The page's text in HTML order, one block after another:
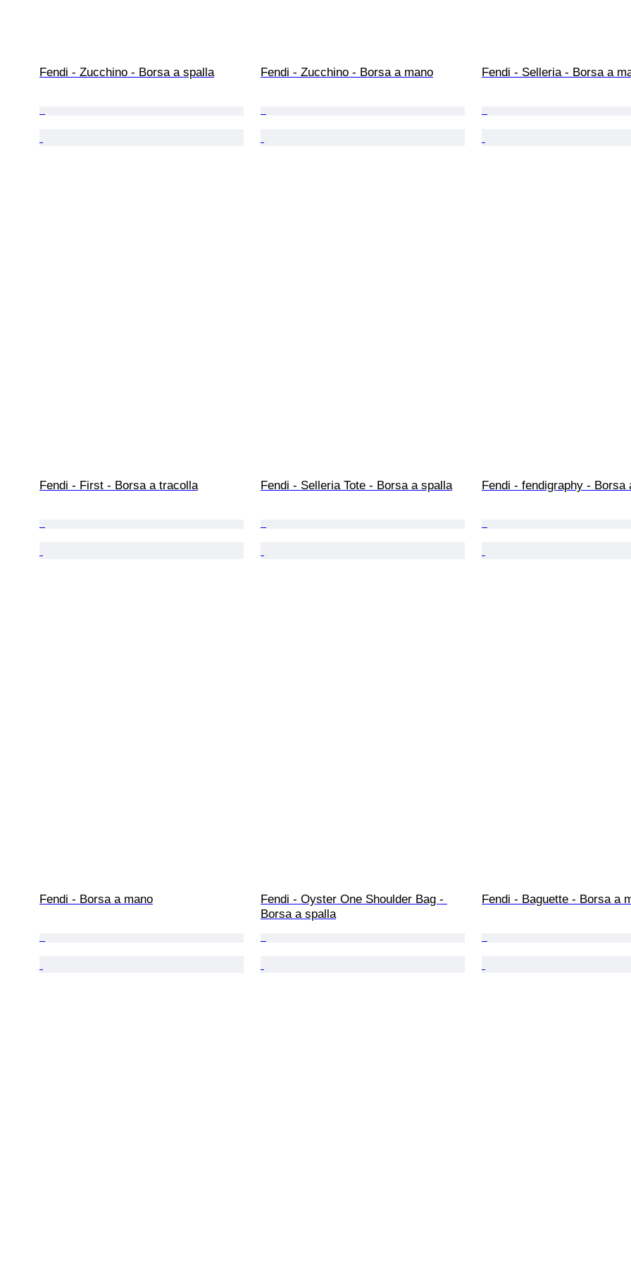
Fendi - Zucchino - Borsa a spalla Fendi - Zucchino - Borsa a mano Fendi - Selleria - Borsa a
Fendi - First - Borsa a tracolla Fendi - Selleria Tote - Borsa a spalla Fendi - fendigraphy - Borsa
Fendi - Borsa a mano
Fendi - Oyster One Shoulder Bag -
Borsa a spalla
Fendi - Baguette - Borsa a